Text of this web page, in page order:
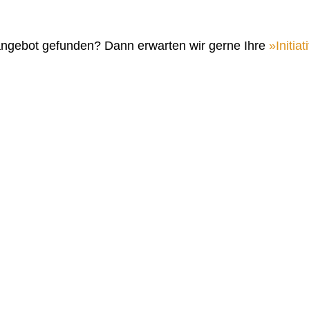
gefunden? Dann erwarten wir gerne Ihre